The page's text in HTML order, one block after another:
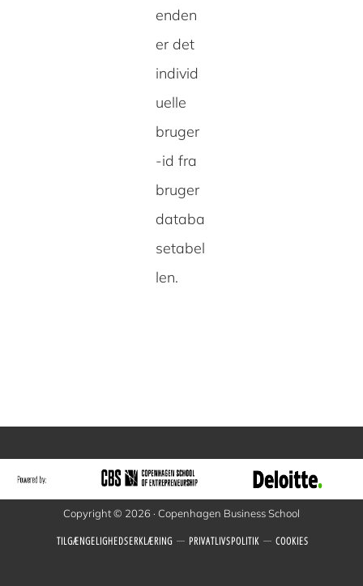
enden
er det
individ
uelle
bruger
-id fra
bruger
databa
setabel
len.
Copyright © 2026 · Copenhagen Business School
TILGÆNGELIGHEDSERKLÆRING PRIVATLIVSPOLITIK COOKIES